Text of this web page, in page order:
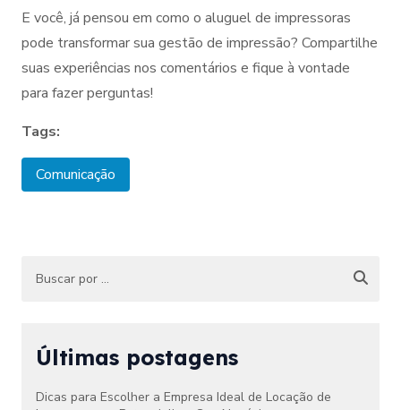
E você, já pensou em como o aluguel de impressoras
pode transformar sua gestão de impressão? Compartilhe
suas experiências nos comentários e fique à vontade
para fazer perguntas!
Tags:
Comunicação
Últimas postagens
Dicas para Escolher a Empresa Ideal de Locação de